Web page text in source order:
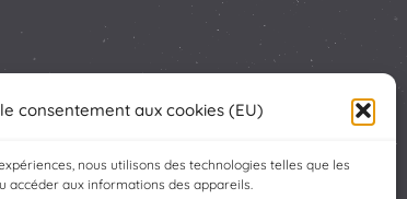
consentement aux cookies (EU)
nous utilisons des technologies telles que les
accéder aux informations des appareils.